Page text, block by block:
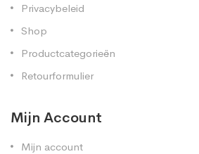
Privacybeleid
Shop
Productcategorieën
Retourformulier
Mijn Account
Mijn account